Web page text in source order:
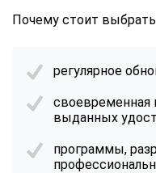
Почему стоит
регулярное
своевременная
выданных
программы,